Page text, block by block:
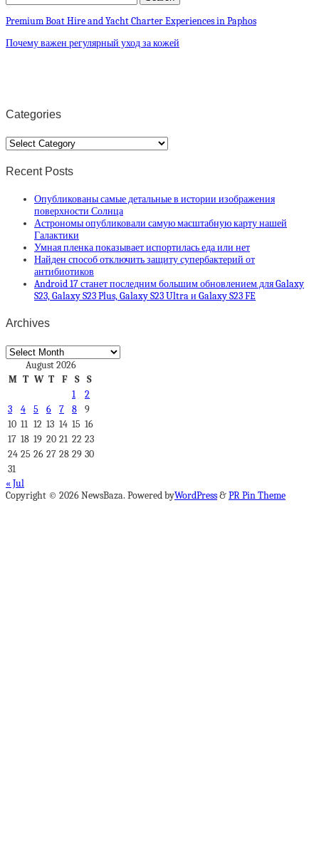
Premium Boat Hire and Yacht Charter Experiences in Paphos
Почему важен регулярный уход за кожей
Categories
Categories
Recent Posts
Опубликованы самые детальные в истории изображения
поверхности Солнца
Астрономы опубликовали самую масштабную карту нашей
Галактики
Умная пленка показывает испортилась еда или нет
Найден способ отключить защиту супербактерий от
антибиотиков
Android 17 станет последним большим обновлением для Galaxy
S23, Galaxy S23 Plus, Galaxy S23 Ultra и Galaxy S23 FE
Archives
Archives
August 2026
M T W T F S
S
1
2
3
4 5 6 7 8
9
10 11 12 13 14 15 16
17 18 19 20 21 22 23
24 25 26 27 28 29 30
31
« Jul
Copyright © 2026 NewsBaza. Powered byWordPress&PR Pin Theme